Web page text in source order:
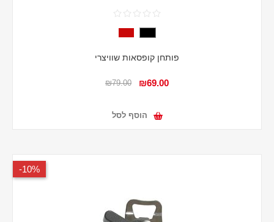
פותחן קופסאות שוויצרי
₪69.00
₪79.00
הוסף לסל
10%-